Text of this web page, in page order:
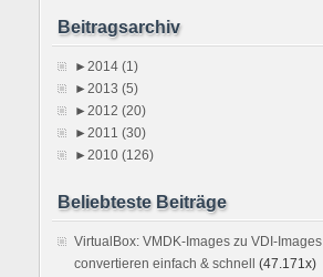
Beitragsarchiv
►2014 (1)
►2013 (5)
►2012 (20)
►2011 (30)
►2010 (126)
Beliebteste Beiträge
VirtualBox: VMDK-Images zu VDI-Images
convertieren einfach & schnell
(47.171x)